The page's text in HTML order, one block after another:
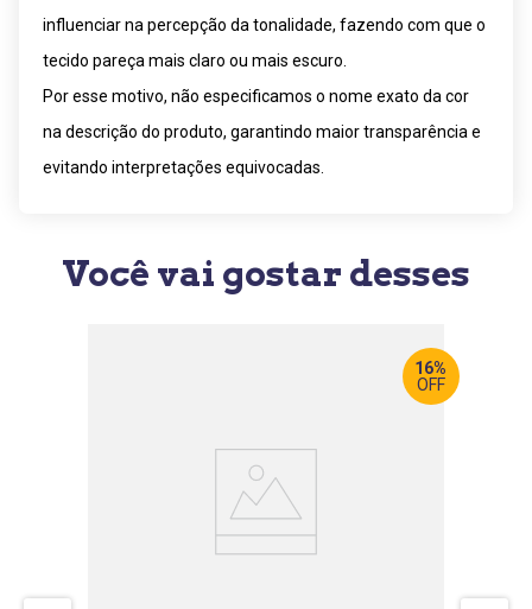
influenciar na percepção da tonalidade, fazendo com que o
tecido pareça mais claro ou mais escuro.
Por esse motivo, não especificamos o nome exato da cor
na descrição do produto, garantindo maior transparência e
evitando interpretações equivocadas.
Você vai gostar desses
16%
OFF